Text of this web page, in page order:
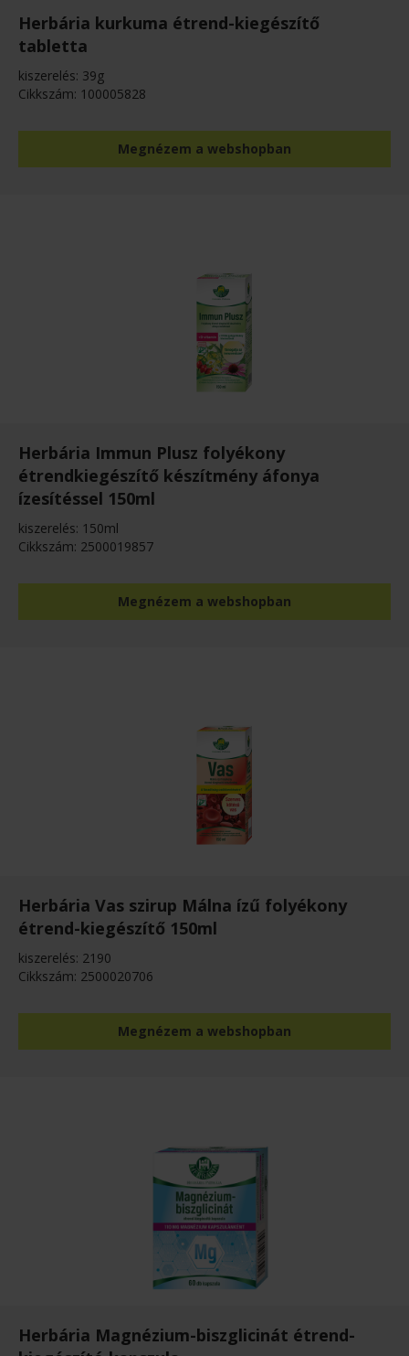
Herbária kurkuma étrend-kiegészítő
tabletta
kiszerelés: 39g
Cikkszám: 100005828
Megnézem a webshopban
Herbária Immun Plusz folyékony
étrendkiegészítő készítmény áfonya
ízesítéssel 150ml
kiszerelés: 150ml
Cikkszám: 2500019857
Megnézem a webshopban
Herbária Vas szirup Málna ízű folyékony
étrend-kiegészítő 150ml
kiszerelés: 2190
Cikkszám: 2500020706
Megnézem a webshopban
Herbária Magnézium-biszglicinát étrend-